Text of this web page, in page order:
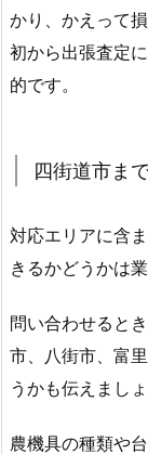
かり、かえって
初から出張査定
的です。
四街道市ま
対応エリアに含
きるかどうかは
問い合わせると
市、八街市、富
うかも伝えましょ
農機具の種類や